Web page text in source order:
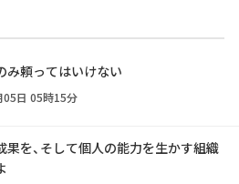
み頼ってはいけない
05日 05時15分
果を、そして個人の能力を生かす組織